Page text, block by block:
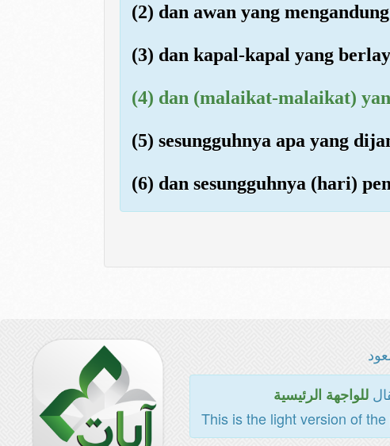
(2) dan awan yang
(3) dan kapal-kapal yang
(4) dan (malaikat-malaikat)
(5) sesungguhnya apa yang
(6) dan sesungguhnya (hari)
للواجهة الرئيسية
This is the light version of